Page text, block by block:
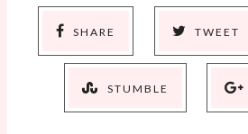
SHARE TWEET
STUMBLE